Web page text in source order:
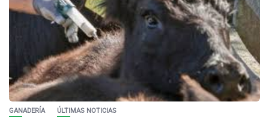
GANADERÍA ÚLTIMAS NOTICIAS